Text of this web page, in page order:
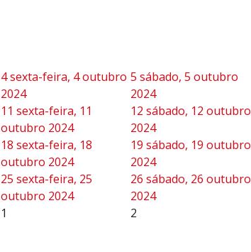
4sexta-feira, 4 outubro
2024
5 sábado, 5 outubro
2024
11 sexta-feira, 11
outubro 2024
12 sábado, 12 outubro
2024
18 sexta-feira, 18
outubro 2024
19 sábado, 19 outubro
2024
25 sexta-feira, 25
outubro 2024
26 sábado, 26 outubro
2024
1 2